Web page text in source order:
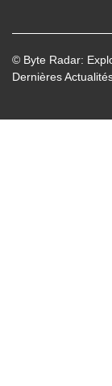
© Byte Radar:
Dernières